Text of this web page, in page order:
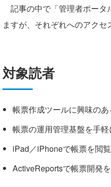
記事の中で「管理者ポータ
ますが、それぞれへのアクセ
対象読者
帳票作成ツールに興味の
帳票の運用管理基盤を手
iPad／iPhoneで帳票を閲
ActiveReportsで帳票開発